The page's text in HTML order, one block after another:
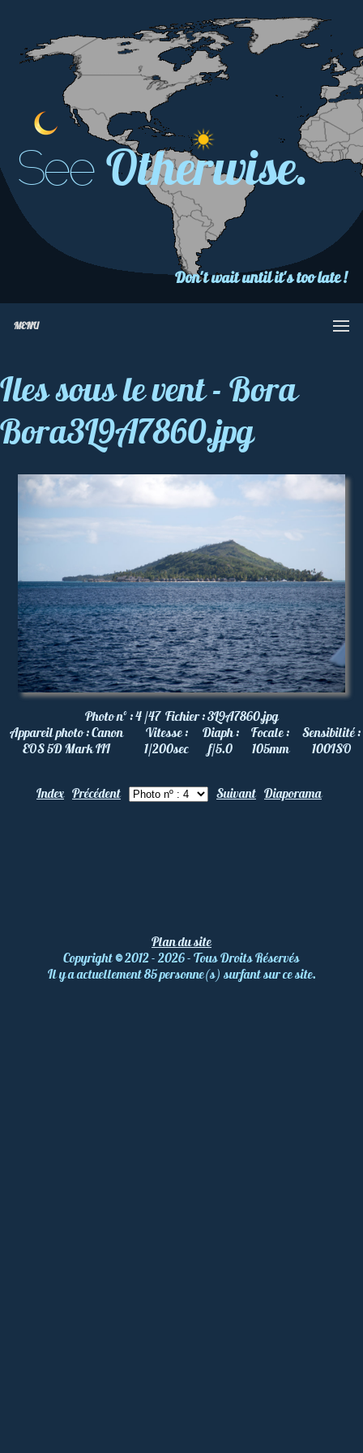
See Otherwise.
Don't wait until it's too late !
MENU
Iles sous le vent - Bora
Bora3L9A7860.jpg
Photo nº :4 /47 Fichier :3L9A7860.jpg
Appareil photo :Canon
EOS 5D Mark III
Vitesse :
1/200sec
Diaph :
f/5.0
Focale :
105mm
Sensibilité :
100ISO
Index Précédent Suivant Diaporama
Plan du site
Copyright©2012 - 2026 - Tous Droits Réservés
Il y a actuellement 85 personne(s) surfant sur ce site.